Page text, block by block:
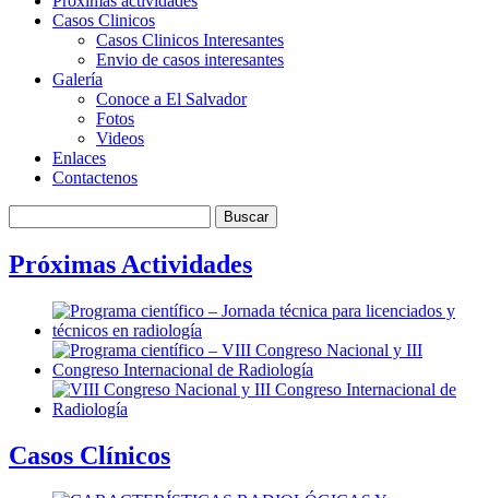
Casos Clinicos
Casos Clinicos Interesantes
Envio de casos interesantes
Galería
Conoce a El Salvador
Fotos
Videos
Enlaces
Contactenos
Próximas Actividades
Casos Clínicos